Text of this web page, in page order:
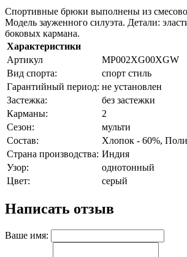
Спортивные брюки выполнены из
Модель зауженного силуэта. Детали:
боковых кармана.
Характеристики
Артикул
MP002XG00XGW
Вид спорта:
спорт стиль
Гарантийный период: не установлен
Застежка:
без застежки
Карманы:
2
Сезон:
мульти
Состав:
Хлопок - 60%,
Страна производства: Индия
Узор:
однотонный
Цвет:
серый
Написать отзыв
Ваше имя: